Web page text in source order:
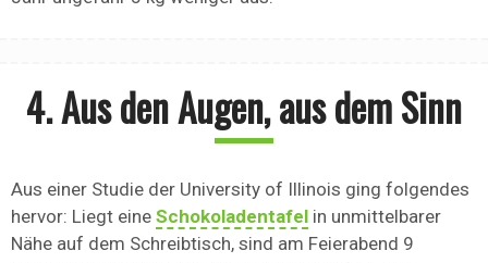
4. Aus den Augen, aus dem Sinn
Aus einer Studie der University of Illinois ging folgendes
hervor: Liegt eine Schokoladentafel in unmittelbarer
Nähe auf dem Schreibtisch, sind am Feierabend 9